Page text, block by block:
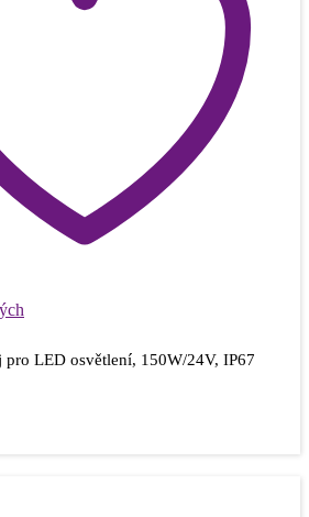
LED osvětlení, 150W/24V, IP67